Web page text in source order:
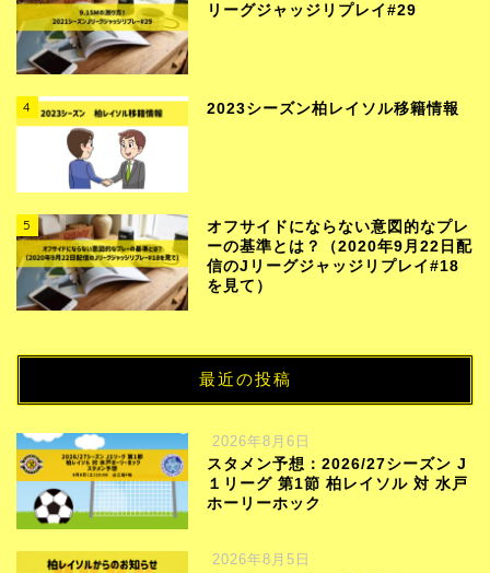
リーグジャッジリプレイ#29
4 2023シーズン柏レイソル移籍情報
5
オフサイドにならない意図的なプレ
ーの基準とは？（2020年9月22日配
信のJリーグジャッジリプレイ#18
を見て）
最近の投稿
2026年8月6日
スタメン予想：2026/27シーズン J
１リーグ 第1節 柏レイソル 対 水戸
ホーリーホック
2026年8月5日